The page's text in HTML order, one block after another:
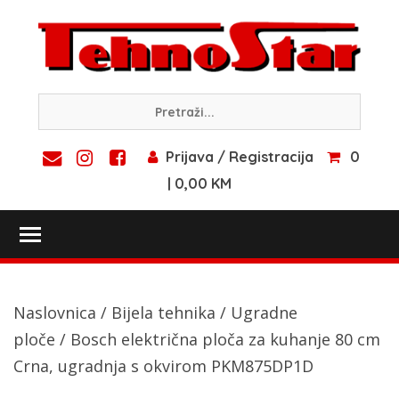
content
Prijava / Registracija
0
| 0,00 KM
Naslovnica / Bijela tehnika / Ugradne
ploče / Bosch električna ploča za kuhanje 80 cm
Crna, ugradnja s okvirom PKM875DP1D